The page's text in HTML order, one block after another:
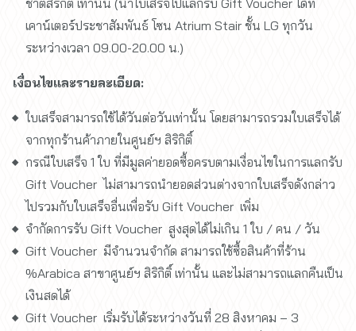
ชาติสิริกิติ์ เท่านั้น (นำใบเสร็จไปแลกรับ Gift Voucher ได้ที่
เคาน์เตอร์ประชาสัมพันธ์ โซน Atrium Stair ชั้น LG ทุกวัน
ระหว่างเวลา 09.00-20.00 น.)
เงื่อนไขและรายละเอียด:
ใบเสร็จสามารถใช้ได้วันต่อวันเท่านั้น โดยสามารถรวมใบเสร็จได้
จากทุกร้านค้าภายในศูนย์ฯ สิริกิติ์
กรณีใบเสร็จ 1 ใบ ที่มีมูลค่ายอดซื้อครบตามเงื่อนไขในการแลกรับ
Gift Voucher ไม่สามารถนำยอดส่วนต่างจากใบเสร็จดังกล่าว
ไปรวมกับใบเสร็จอื่นเพื่อรับ Gift Voucher เพิ่ม
จำกัดการรับ Gift Voucher สูงสุดได้ไม่เกิน 1 ใบ / คน / วัน
Gift Voucher มีจำนวนจำกัด สามารถใช้ซื้อสินค้าที่ร้าน
%Arabica สาขาศูนย์ฯ สิริกิติ์ เท่านั้น และไม่สามารถแลกคืนเป็น
เงินสดได้
Gift Voucher เริ่มรับได้ระหว่างวันที่ 28 สิงหาคม – 3